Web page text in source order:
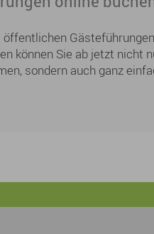
können Sie ab jetzt nicht
sondern auch ganz
städtischen Homepage
für Ihre
gemeinsame Zeit und